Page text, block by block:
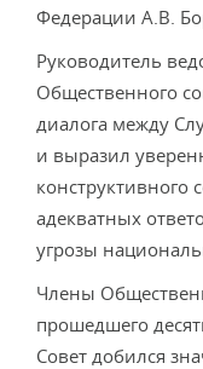
Федерации А.В.
Руководитель
Общественного
диалога между
и выразил
конструктивного
адекватных
угрозы
Члены
прошедшего
Совет добился